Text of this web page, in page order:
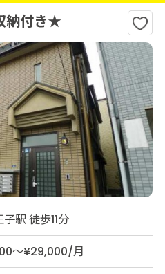
納付き★
駅 徒歩11分
～¥29,000/月